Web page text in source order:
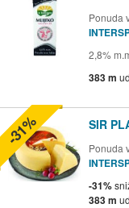
Ponuda
2,8%
383 m
SIR
Ponuda
-31%
383 m
-31%